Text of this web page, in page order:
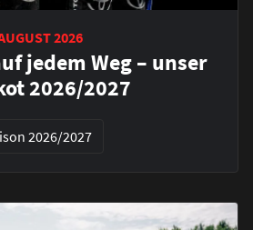
2026
jedem Weg – unser
2026/2027
2026/2027